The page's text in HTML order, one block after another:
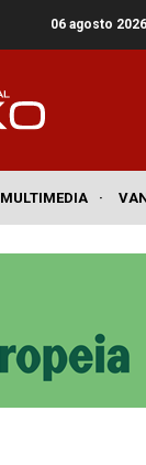
06 agosto 2026
MULTIMEDIA ·